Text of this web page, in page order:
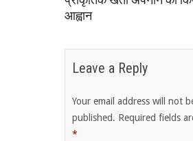
आह्वान
Leave a Reply
Your email address will not
published. Required fields
*